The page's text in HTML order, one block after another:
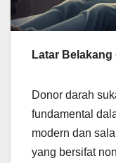
Latar
Donor darah
fundamental
modern dan
yang bersifat